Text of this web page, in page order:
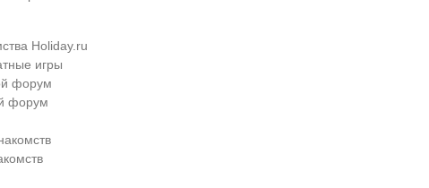
Holiday.ru
игры
форум
форум